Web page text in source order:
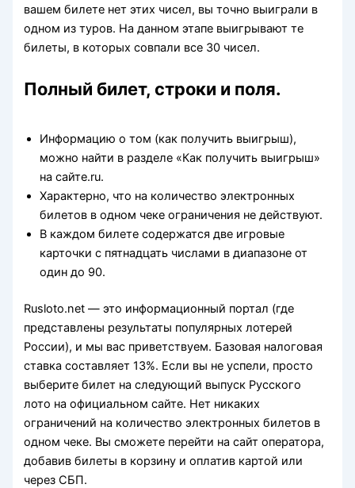
вашем билете нет этих чисел, вы точно выиграли в
одном из туров. На данном этапе выигрывают те
билеты, в которых совпали все 30 чисел.
Полный билет, строки и поля.
Информацию о том (как получить выигрыш),
можно найти в разделе «Как получить выигрыш»
на сайте.ru.
Характерно, что на количество электронных
билетов в одном чеке ограничения не действуют.
В каждом билете содержатся две игровые
карточки с пятнадцать числами в диапазоне от
один до 90.
Rusloto.net — это информационный портал (где
представлены результаты популярных лотерей
России), и мы вас приветствуем. Базовая налоговая
ставка составляет 13%. Если вы не успели, просто
выберите билет на следующий выпуск Русского
лото на официальном сайте. Нет никаких
ограничений на количество электронных билетов в
одном чеке. Вы сможете перейти на сайт оператора,
добавив билеты в корзину и оплатив картой или
через СБП.